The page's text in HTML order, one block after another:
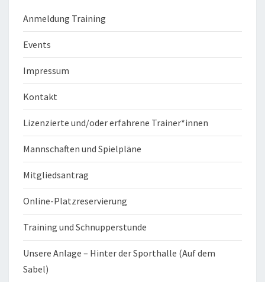
Anmeldung Training
Events
Impressum
Kontakt
Lizenzierte und/oder erfahrene Trainer*innen
Mannschaften und Spielpläne
Mitgliedsantrag
Online-Platzreservierung
Training und Schnupperstunde
Unsere Anlage – Hinter der Sporthalle (Auf dem
Sabel)